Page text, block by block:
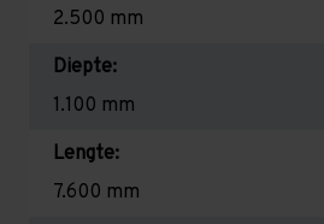
2.500 mm
Diepte:
1.100 mm
Lengte:
7.600 mm